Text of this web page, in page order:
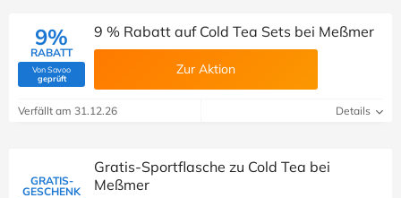
9%
RABATT
Von Savoo
geprüft(Von Savoo geprüft)
9 % Rabatt auf Cold Tea Sets bei Meßmer
Zur Aktion
Verfällt am 31.12.26 Details
GRATIS-
GESCHENK
Gratis-Sportflasche zu Cold Tea bei
Meßmer